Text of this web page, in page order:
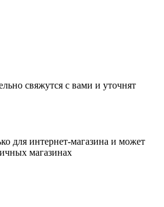
свяжутся с вами и уточнят
для интернет-магазина и может
магазинах